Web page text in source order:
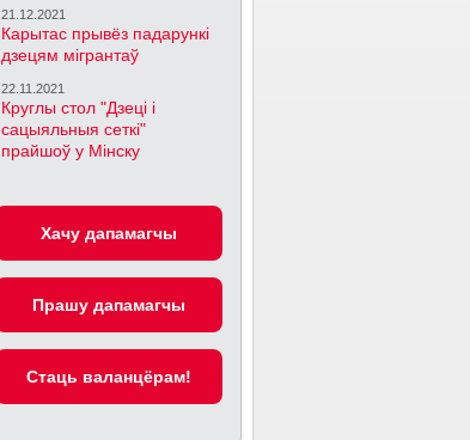
21.12.2021
Карытас прывёз падарункі
дзецям мігрантаў
22.11.2021
Круглы стол "Дзеці і
сацыяльныя сеткі"
прайшоў у Мінску
Хачу дапамагчы
Прашу дапамагчы
Cтаць валанцёрам!